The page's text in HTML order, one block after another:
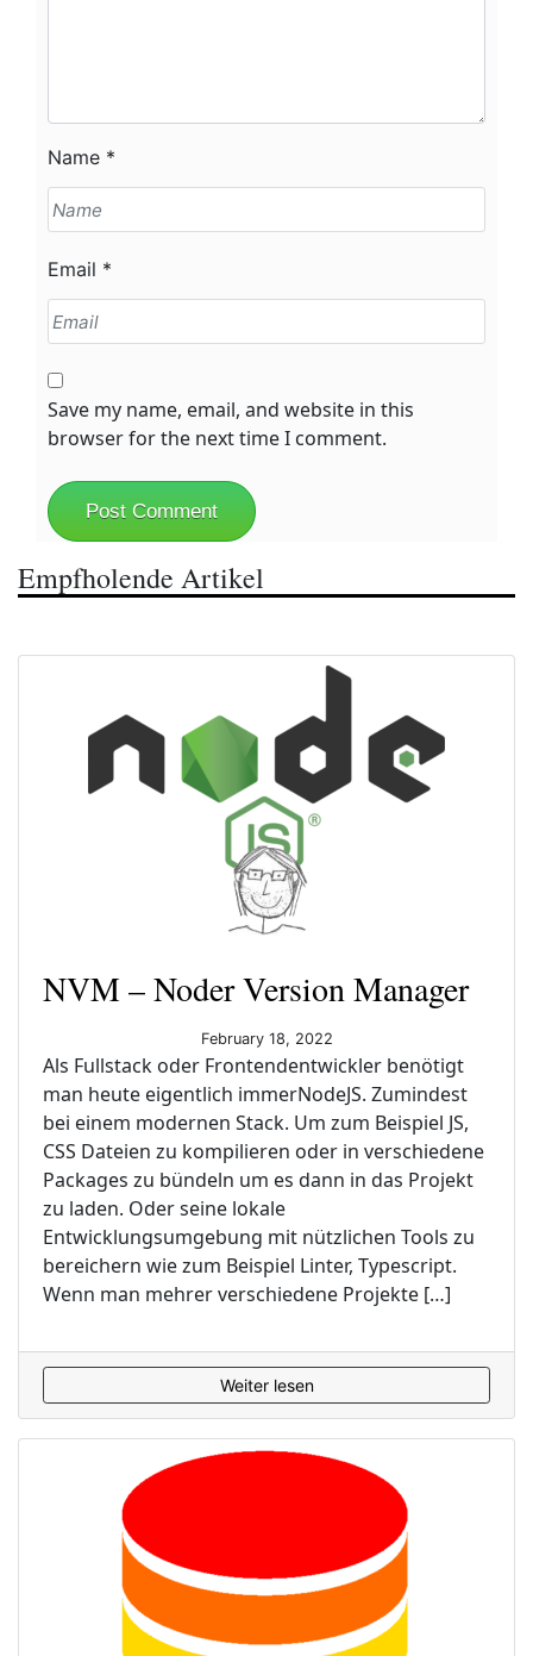
Name *
Email *
Save my name, email, and website in this
browser for the next time I comment.
Empfholende Artikel
NVM – Noder Version Manager
February 18, 2022
Als Fullstack oder Frontendentwickler benötigt
man heute eigentlich immerNodeJS. Zumindest
bei einem modernen Stack. Um zum Beispiel JS,
CSS Dateien zu kompilieren oder in verschiedene
Packages zu bündeln um es dann in das Projekt
zu laden. Oder seine lokale
Entwicklungsumgebung mit nützlichen Tools zu
bereichern wie zum Beispiel Linter, Typescript.
Wenn man mehrer verschiedene Projekte […]
Weiter lesen